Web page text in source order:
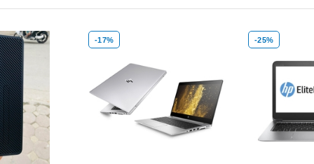
Xem nhanh Xem nhanh
-17% -25%
Mua hàng